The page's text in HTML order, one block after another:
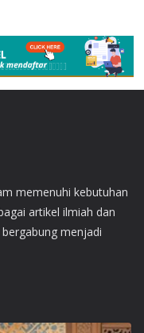
memenuhi kebutuhan
artikel ilmiah dan
menjadi